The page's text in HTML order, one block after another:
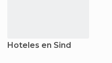
Hoteles en Sind